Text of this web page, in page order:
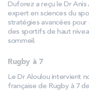
Duforez a reçu le Dr
expert en sciences du
stratégies avancées
des sportifs de haut
sommeil.
Rugby à 7
Le Dr Aloulou intervient
française de Rugby à 7